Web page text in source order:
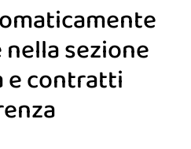
sezione
e contratti